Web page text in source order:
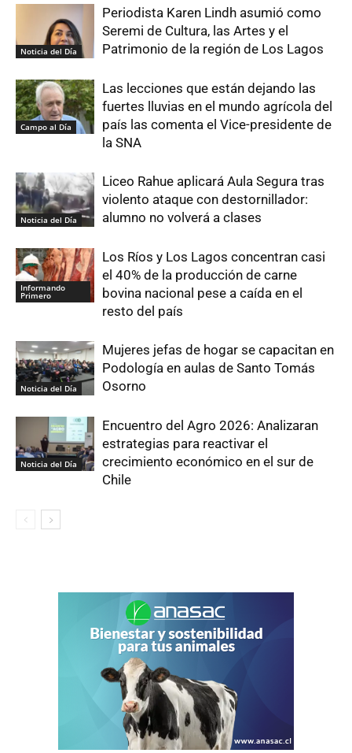
Noticia del Día
Periodista Karen Lindh asumió como
Seremi de Cultura, las Artes y el
Patrimonio de la región de Los Lagos
Campo al Día
Las lecciones que están dejando las
fuertes lluvias en el mundo agrícola del
país las comenta el Vice-presidente de
la SNA
Noticia del Día
Liceo Rahue aplicará Aula Segura tras
violento ataque con destornillador:
alumno no volverá a clases
Informando
Primero
Los Ríos y Los Lagos concentran casi
el 40% de la producción de carne
bovina nacional pese a caída en el
resto del país
Noticia del Día
Mujeres jefas de hogar se capacitan en
Podología en aulas de Santo Tomás
Osorno
Noticia del Día
Encuentro del Agro 2026: Analizaran
estrategias para reactivar el
crecimiento económico en el sur de
Chile